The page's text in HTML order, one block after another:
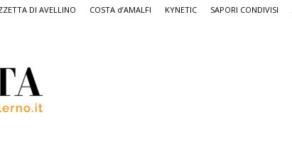
DI AVELLINO COSTA d’AMALFI KYNETIC SAPORI CONDIVISI